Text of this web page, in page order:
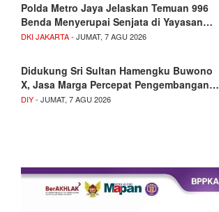
Polda Metro Jaya Jelaskan Temuan 996
Benda Menyerupai Senjata di Yayasan…
DKI JAKARTA- JUMAT, 7 AGU 2026
Didukung Sri Sultan Hamengku Buwono
X, Jasa Marga Percepat Pengembangan…
DIY- JUMAT, 7 AGU 2026